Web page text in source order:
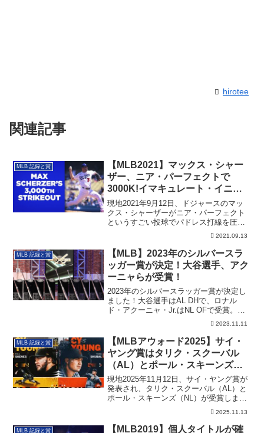
hirotee
関連記事
MLB 記録と賞
【MLB2021】マックス・シャー
ザー、ニア・パーフェクトで
3000K!イマキュレート・イニン
グも達成
現地2021年9月12日、ドジャースのマッ
クス・シャーザーがニア・パーフェクト
というすごい投球でパドレス打線を圧
倒。通算3000奪三振を達成しました。
2021.09.13
MLB 記録と賞
【MLB】2023年のシルバースラ
ッガー賞が決定！大谷選手、アク
ーニャらが受賞！
2023年のシルバースラッガー賞が決定し
ました！大谷選手はAL DHで、ロナル
ド・アクーニャ・Jr.はNL OFで受賞。そ
2023.11.11
MLB 記録と賞
【MLBアウォード2025】サイ・
ヤング賞はタリク・スクーバル
（AL）とポール・スキーンズ
（NL）が受賞
現地2025年11月12日、サイ・ヤング賞が
発表され、タリク・スクーバル（AL）と
ポール・スキーンズ（NL）が受賞しまし
2025.11.13
MLB 記録と賞 【MLB2019】個人タイトルが確